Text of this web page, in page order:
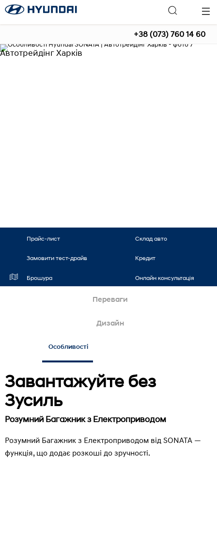
+38 (073) 760 14 60
Автотрейдінг Харків
Прайс-лист Склад авто
Замовити тест-драйв Кредит
Брошура Онлайн консультація
Переваги
Дизайн
Особливості
Завантажуйте без
Зусиль
Розумний Багажник з Електроприводом
Розумний Багажник з Електроприводом від SONATA —
функція, що додає розкоші до зручності.